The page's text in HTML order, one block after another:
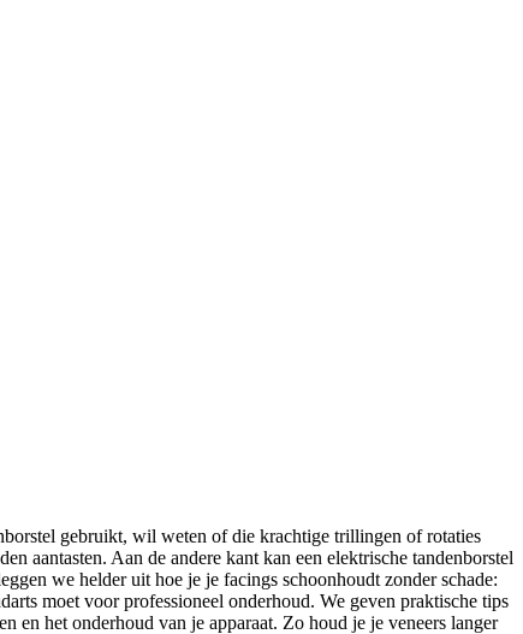
gebruikt, wil weten of die krachtige trillingen of rotaties
aantasten. Aan de andere kant kan een elektrische tandenborstel
we helder uit hoe je je facings schoonhoudt zonder schade:
moet voor professioneel onderhoud. We geven praktische tips
en het onderhoud van je apparaat. Zo houd je je veneers langer